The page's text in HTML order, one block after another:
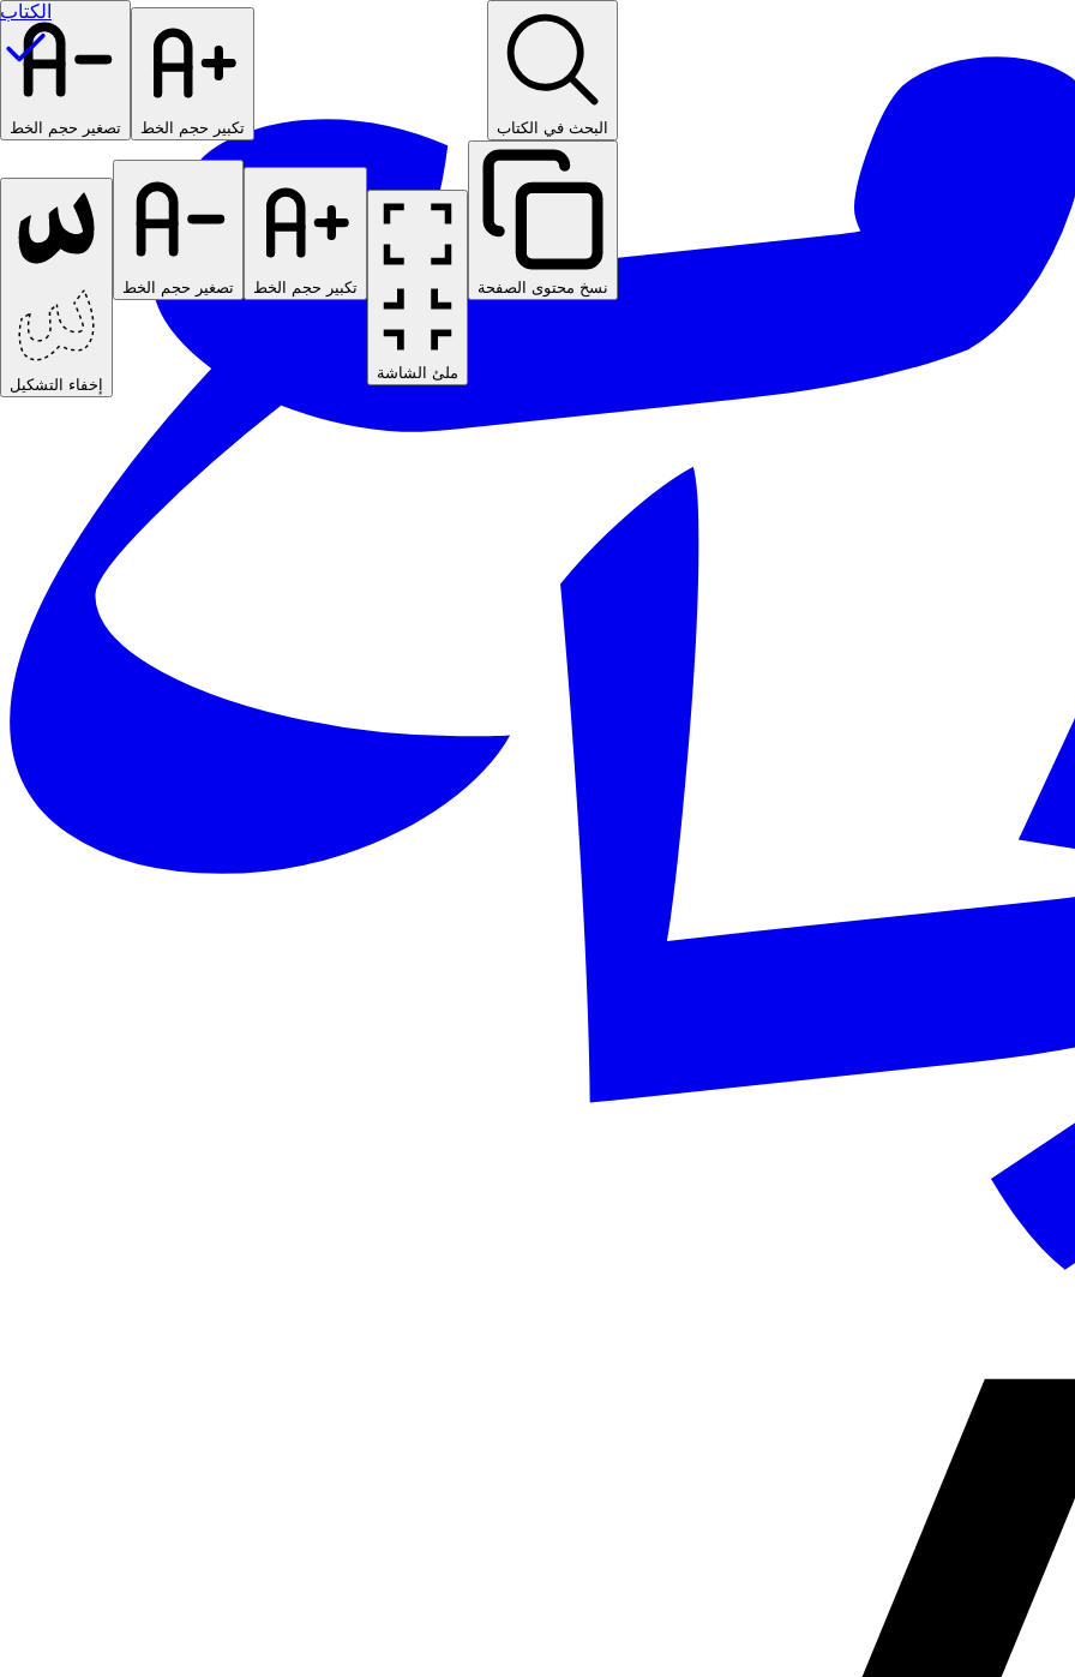
تكبير حجم الخط تصغير حجم الخط البحث في الكتاب
نسخ محتوى الصفحة
ملئ الشاشة
تكبير حجم الخط تصغير حجم الخط
إخفاء التشكيل
الكتاب